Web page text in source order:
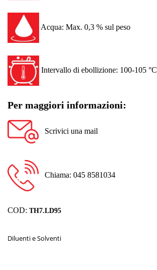
Acqua: Max. 0,3 % sul peso
Intervallo di ebollizione: 100-105 °C
Per maggiori informazioni:
Scrivici una mail
Chiama: 045 8581034
COD: TH7.LD95
Diluenti e Solventi